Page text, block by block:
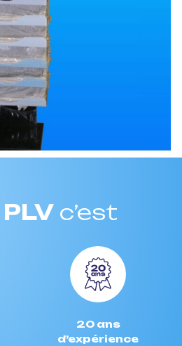
c’est
20 ans
d’expérience